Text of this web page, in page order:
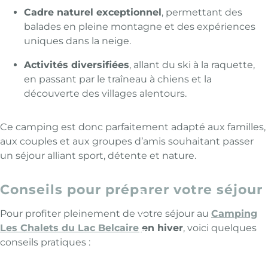
Cadre naturel exceptionnel, permettant des
balades en pleine montagne et des expériences
uniques dans la neige.
Activités diversifiées, allant du ski à la raquette,
en passant par le traîneau à chiens et la
découverte des villages alentours.
Ce camping est donc parfaitement adapté aux familles,
aux couples et aux groupes d’amis souhaitant passer
un séjour alliant sport, détente et nature.
Conseils pour préparer votre séjour
Pour profiter pleinement de votre séjour au Camping
Les Chalets du Lac Belcaire en hiver, voici quelques
conseils pratiques :
R
C
D